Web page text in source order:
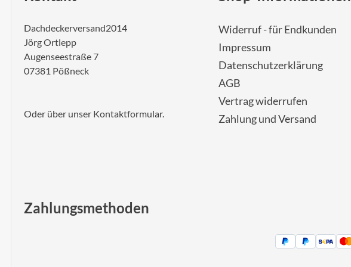
Dachdeckerversand2014
Jörg Ortlepp
Augenseestraße 7
07381 Pößneck
Oder über unser Kontaktformular.
Widerruf - für Endkunden
Impressum
Datenschutzerklärung
AGB
Vertrag widerrufen
Zahlung und Versand
Zahlungsmethoden